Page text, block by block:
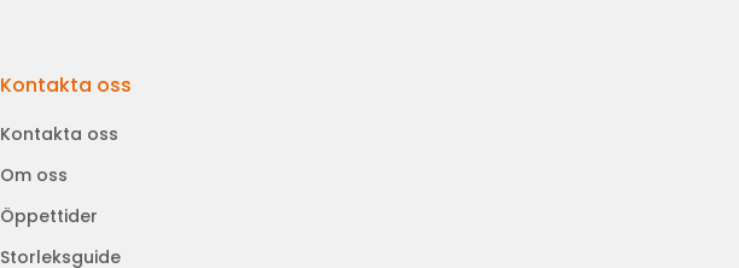
Kontakta oss
Kontakta oss
Om oss
Öppettider
Storleksguide